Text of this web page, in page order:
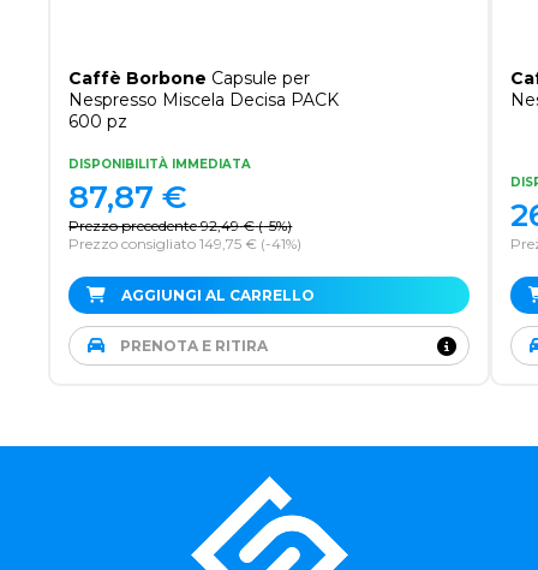
Caffè Borbone Capsule per
Nespresso Miscela Decisa PACK
600 pz
DISPONIBILITÀ IMMEDIATA
Prezzo precedente 92,49 € (-5%)
Prezzo consigliato 149,75 € (-41%)
87,87 €
AGGIUNGI AL CARRELLO
PRENOTA E RITIRA